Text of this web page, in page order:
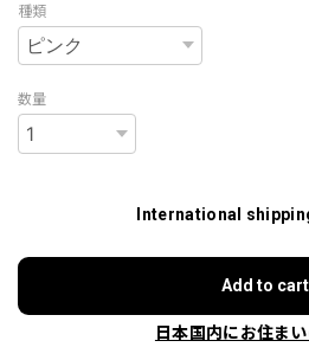
種類
数量
International
Add to cart
日本国内にお住ま